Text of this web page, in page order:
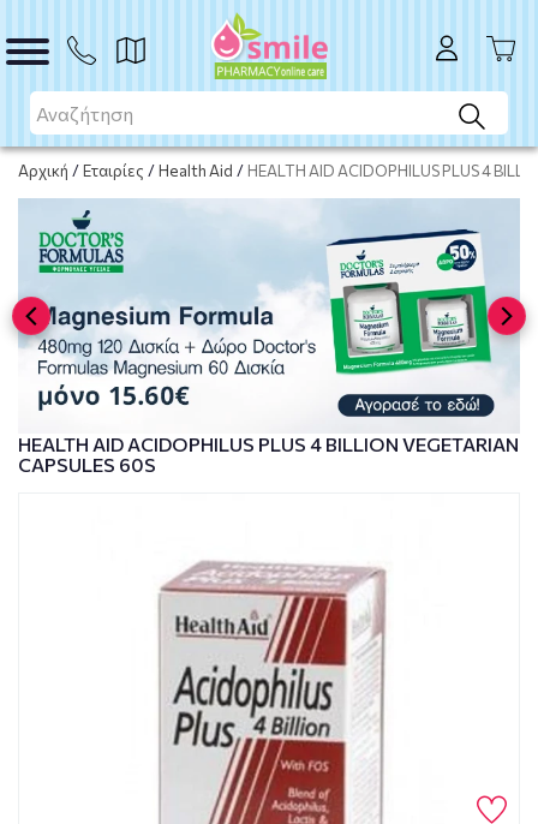
Αρχική /Εταιρίες /Health Aid / HEALTH AID ACIDOPHILUS PLUS 4
ΑΓΟΡΑ
HEALTH AID ACIDOPHILUS PLUS 4 BILLION VEGETARIAN
CAPSULES 60S